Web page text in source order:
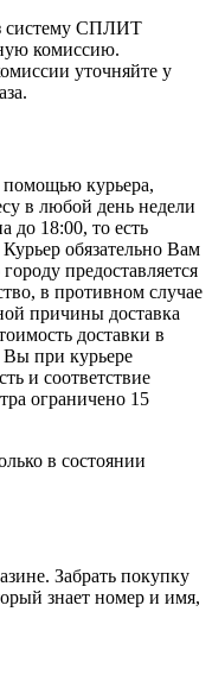
систему СПЛИТ
комиссию.
уточняйте у
помощью курьера,
в любой день недели
до 18:00, то есть
обязательно Вам
предоставляется
в противном случае
причины доставка
доставки в
Вы при курьере
и соответствие
ограничено 15
в состоянии
Забрать покупку
знает номер и имя,